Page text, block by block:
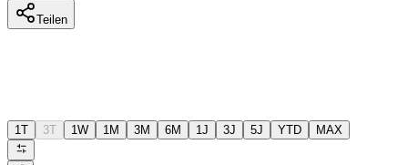
Teilen
1T 3T 1W 1M 3M 6M 1J 3J 5J YTD MAX